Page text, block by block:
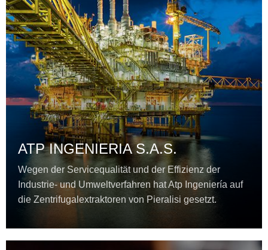
ATP INGENIERIA S.A.S.
Wegen der Servicequalität und der Effizienz der
Industrie- und Umweltverfahren hat Atp Ingeniería auf
die Zentrifugalextraktoren von Pieralisi gesetzt.